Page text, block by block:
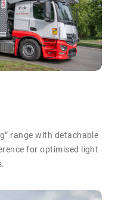
range with detachable
for optimised light